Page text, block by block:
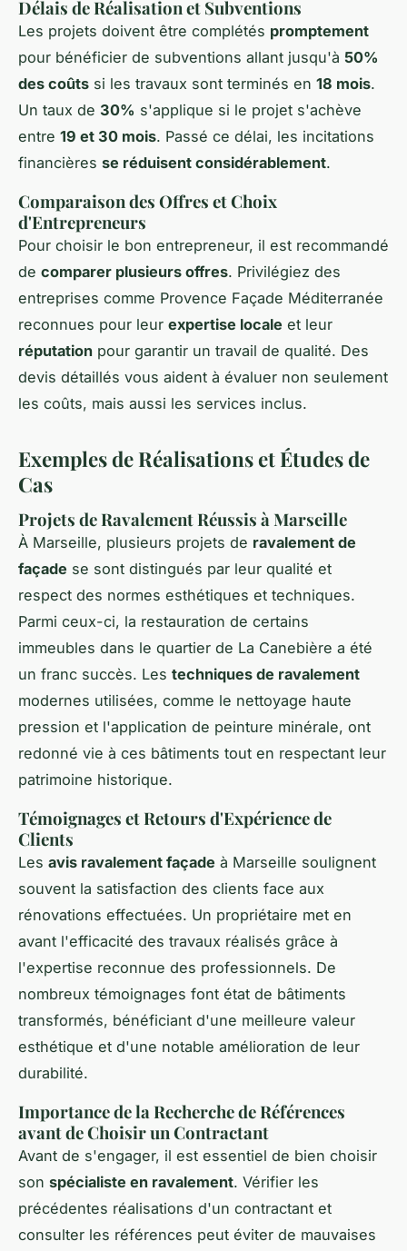
Délais de Réalisation et Subventions
Les projets doivent être complétés promptement
pour bénéficier de subventions allant jusqu'à 50%
des coûts si les travaux sont terminés en 18 mois.
Un taux de 30% s'applique si le projet s'achève
entre 19 et 30 mois. Passé ce délai, les incitations
financières se réduisent considérablement.
Comparaison des Offres et Choix
d'Entrepreneurs
Pour choisir le bon entrepreneur, il est recommandé
de comparer plusieurs offres. Privilégiez des
entreprises comme Provence Façade Méditerranée
reconnues pour leur expertise locale et leur
réputation pour garantir un travail de qualité. Des
devis détaillés vous aident à évaluer non seulement
les coûts, mais aussi les services inclus.
Exemples de Réalisations et Études de
Cas
Projets de Ravalement Réussis à Marseille
À Marseille, plusieurs projets de ravalement de
façade se sont distingués par leur qualité et
respect des normes esthétiques et techniques.
Parmi ceux-ci, la restauration de certains
immeubles dans le quartier de La Canebière a été
un franc succès. Les techniques de ravalement
modernes utilisées, comme le nettoyage haute
pression et l'application de peinture minérale, ont
redonné vie à ces bâtiments tout en respectant leur
patrimoine historique.
Témoignages et Retours d'Expérience de
Clients
Les avis ravalement façade à Marseille soulignent
souvent la satisfaction des clients face aux
rénovations effectuées. Un propriétaire met en
avant l'efficacité des travaux réalisés grâce à
l'expertise reconnue des professionnels. De
nombreux témoignages font état de bâtiments
transformés, bénéficiant d'une meilleure valeur
esthétique et d'une notable amélioration de leur
durabilité.
Importance de la Recherche de Références
avant de Choisir un Contractant
Avant de s'engager, il est essentiel de bien choisir
son spécialiste en ravalement. Vérifier les
précédentes réalisations d'un contractant et
consulter les références peut éviter de mauvaises